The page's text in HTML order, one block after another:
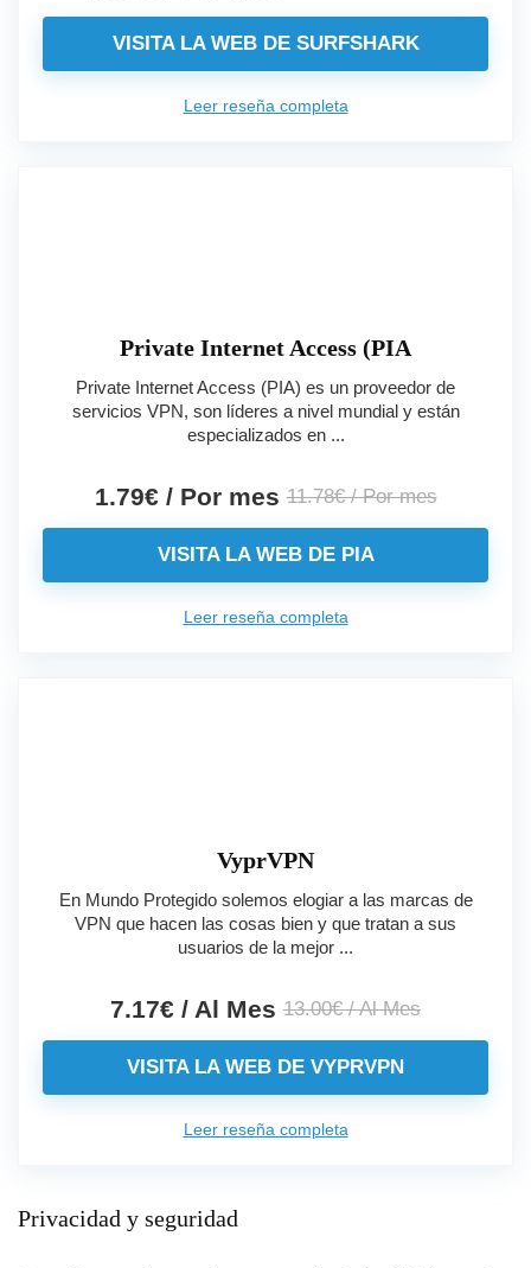
VISITA LA WEB DE SURFSHARK
Leer reseña completa
Private Internet Access (PIA
Private Internet Access (PIA) es un proveedor de
servicios VPN, son líderes a nivel mundial y están
especializados en ...
1.79€ / Por mes 11.78€ / Por mes
VISITA LA WEB DE PIA
Leer reseña completa
VyprVPN
En Mundo Protegido solemos elogiar a las marcas de
VPN que hacen las cosas bien y que tratan a sus
usuarios de la mejor ...
7.17€ / Al Mes 13.00€ / Al Mes
VISITA LA WEB DE VYPRVPN
Leer reseña completa
Privacidad y seguridad